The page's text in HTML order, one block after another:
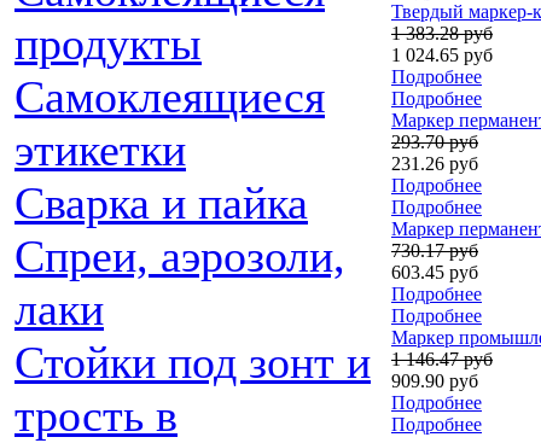
продукты
Самоклеящиеся
этикетки
Сварка и пайка
Спреи, аэрозоли,
лаки
Стойки под зонт и
трость в
Твердый маркер-
1 383.28 руб
1 024.65 руб
Подробнее
Подробнее
Маркер
293.70 руб
231.26 руб
Подробнее
Подробнее
Маркер
730.17 руб
603.45 руб
Подробнее
Подробнее
Маркер
1 146.47 руб
909.90 руб
Подробнее
Подробнее